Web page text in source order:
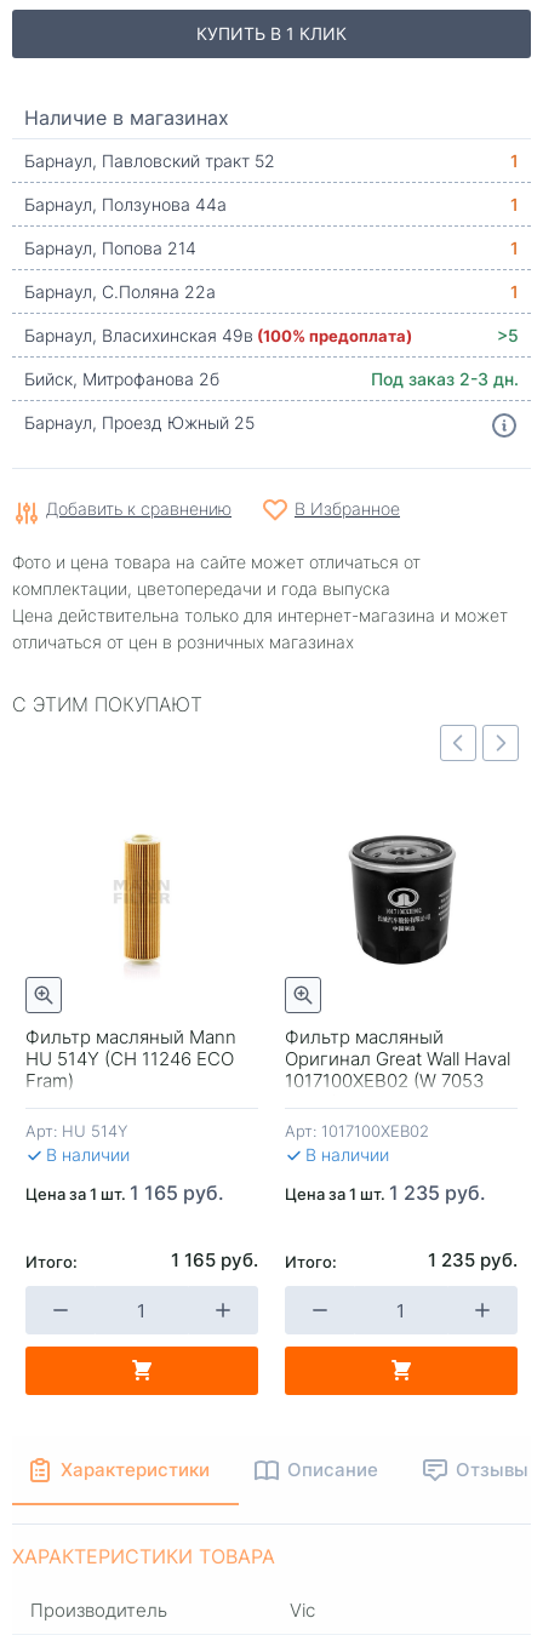
КУПИТЬ В 1 КЛИК
Наличие в магазинах
Барнаул, Павловский тракт 52
1
Барнаул, Ползунова 44а
1
Барнаул, Попова 214
1
Барнаул, С.Поляна 22а
1
Барнаул, Власихинская 49в (100% предоплата)
>5
Бийск, Митрофанова 2б
Под заказ 2-3 дн.
Барнаул, Проезд Южный 25
Добавить к сравнению В Избранное
Фото и цена товара на сайте может отличаться от
комплектации, цветопередачи и года выпуска
Цена действительна только для интернет-магазина и может
отличаться от цен в розничных магазинах
С ЭТИМ ПОКУПАЮТ
Фильтр масляный Mann
HU 514Y (CH 11246 ECO
Fram)
Арт: HU 514Y
В наличии
Цена за 1 шт. 1 165 руб.
Итого: 1 165 руб.
Фильтр масляный
Оригинал Great Wall Haval
1017100XEB02 (W 7053
Mann) Dargo,F7,H3,Jolion
1.5 4WD
Арт: 1017100XEB02
В наличии
Цена за 1 шт. 1 235 руб.
Итого: 1 235 руб.
КОРЗИНУ
+
В КОРЗИНУ
Быстрый просмотр
-
Характеристики Описание Отзывы
ХАРАКТЕРИСТИКИ ТОВАРА
Производитель Vic